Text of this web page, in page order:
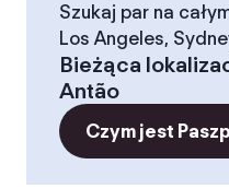
Szukaj par na
Los Angeles,
Bieżąca
Antão
Czym jest